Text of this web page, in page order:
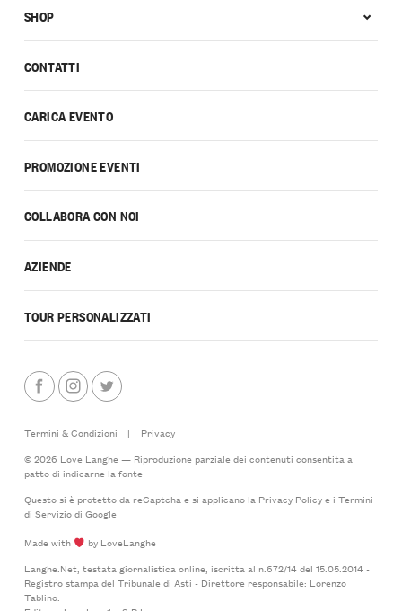
CONTATTI
CARICA EVENTO
PROMOZIONE EVENTI
COLLABORA CON NOI
AZIENDE
TOUR PERSONALIZZATI
SHOP
Termini & Condizioni |
Privacy
© 2026 Love Langhe — Riproduzione parziale dei contenuti consentita a
patto di indicarne la fonte
Questo si è protetto da reCaptcha e si applicano la Privacy Policye i Termini
di Serviziodi Google
Made with
by LoveLanghe
Langhe.Net, testata giornalistica online, iscritta al n.672/14 del 15.05.2014 -
Registro stampa del Tribunale di Asti - Direttore responsabile: Lorenzo
Tablino.